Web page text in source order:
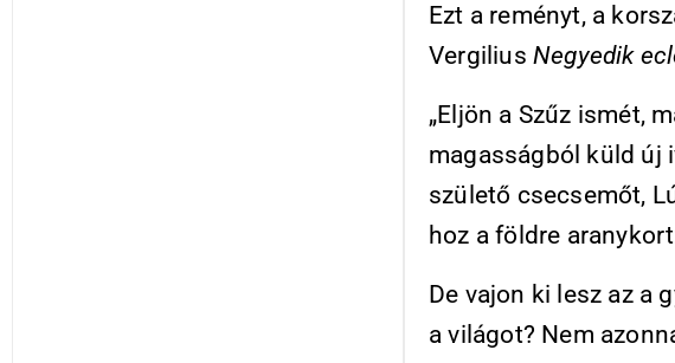
Ezt a reményt, a
Vergilius Negyedik
„Eljön a Szűz ismét,
magasságból küld új
születő csecsemőt,
hoz a földre
De vajon ki lesz az a
a világot? Nem